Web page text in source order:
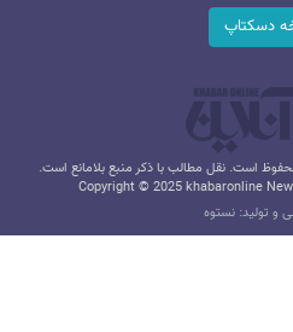
دسکتاپ
است. نقل مطالب با ذکر منبع بلامانع است.
Copyright © 2025 khabaronline
و تولید: نستوه